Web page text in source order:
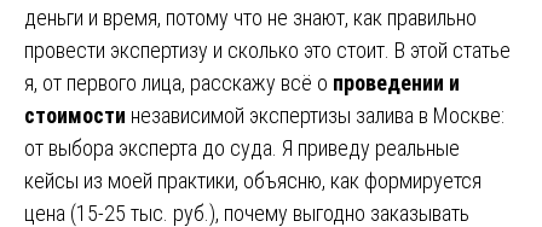
деньги и время, потому что не знают, как правильно
провести экспертизу и сколько это стоит. В этой статье
я, от первого лица, расскажу всё о проведении и
стоимости независимой экспертизы залива в Москве:
от выбора эксперта до суда. Я приведу реальные
кейсы из моей практики, объясню, как формируется
цена (15-25 тыс. руб.), почему выгодно заказывать